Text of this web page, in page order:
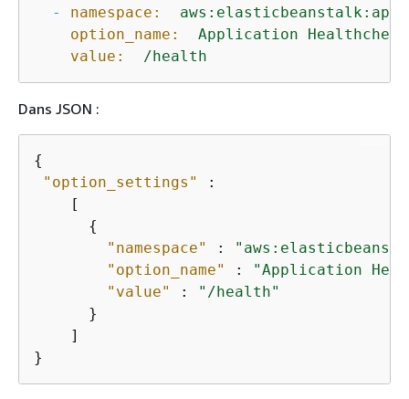
-
namespace:
option_name:
Application
Healthcheck
value:
/health
Dans JSON :
{
"option_settings"
:
    [
{
"namespace"
:
"option_name"
:
"Application
"value"
:
"/health"
      }
    ]
}